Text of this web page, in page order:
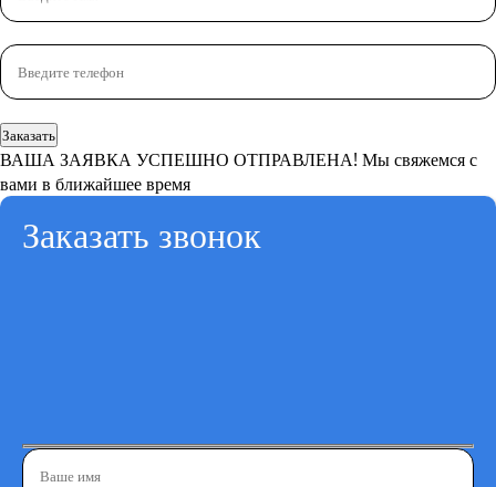
Заказать
ВАША ЗАЯВКА УСПЕШНО ОТПРАВЛЕНА! Мы свяжемся с
вами в ближайшее время
Заказать звонок